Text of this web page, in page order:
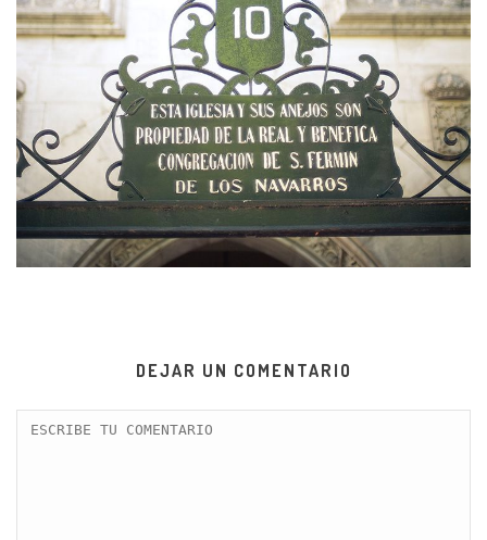
DEJAR UN COMENTARIO